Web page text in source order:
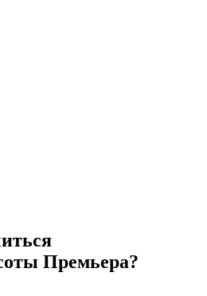
Премьера?